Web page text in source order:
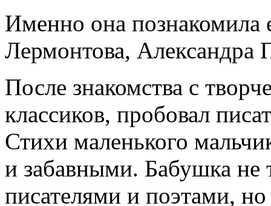
Именно она познакомила
Лермонтова, Александра
После знакомства с
классиков, пробовал
Стихи маленького
и забавными. Бабушка не
писателями и поэтами,